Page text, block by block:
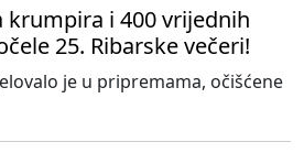
krumpira i 400 vrijednih
25. Ribarske večeri!
je u pripremama, očišćene